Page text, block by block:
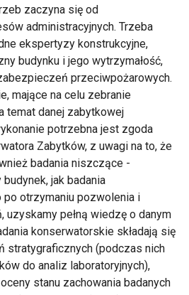
zaczyna się od
administracyjnych. Trzeba
ekspertyzy konstrukcyjne,
budynku i jego wytrzymałość,
przeciwpożarowych.
mające na celu zebranie
temat danej zabytkowej
potrzebna jest zgoda
Zabytków, z uwagi na to, że
badania niszczące -
jak badania
otrzymaniu pozwolenia i
uzyskamy pełną wiedzę o danym
konserwatorskie składają się
stratygraficznych (podczas nich
do analiz laboratoryjnych),
stanu zachowania badanych